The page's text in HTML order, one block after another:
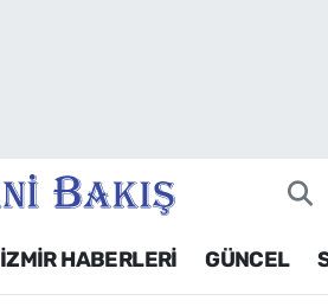
İZMİR HABERLERİ GÜNCEL